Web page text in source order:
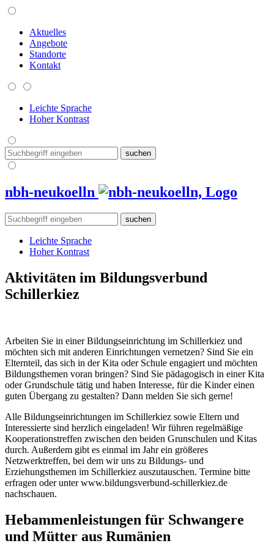
Aktuelles
Angebote
Standorte
Kontakt
Leichte Sprache
Hoher Kontrast
nbh-neukoelln
Leichte Sprache
Hoher Kontrast
Aktivitäten im Bildungsverbund
Schillerkiez
Arbeiten Sie in einer Bildungseinrichtung im Schillerkiez und
möchten sich mit anderen Einrichtungen vernetzen? Sind Sie ein
Elternteil, das sich in der Kita oder Schule engagiert und möchten
Bildungsthemen voran bringen? Sind Sie pädagogisch in einer Kita
oder Grundschule tätig und haben Interesse, für die Kinder einen
guten Übergang zu gestalten? Dann melden Sie sich gerne!
Alle Bildungseinrichtungen im Schillerkiez sowie Eltern und
Interessierte sind herzlich eingeladen! Wir führen regelmäßige
Kooperationstreffen zwischen den beiden Grunschulen und Kitas
durch. Außerdem gibt es einmal im Jahr ein größeres
Netzwerktreffen, bei dem wir uns zu Bildungs- und
Erziehungsthemen im Schillerkiez auszutauschen. Termine bitte
erfragen oder unter www.bildungsverbund-schillerkiez.de
nachschauen.
Hebammenleistungen für Schwangere
und Mütter aus Rumänien